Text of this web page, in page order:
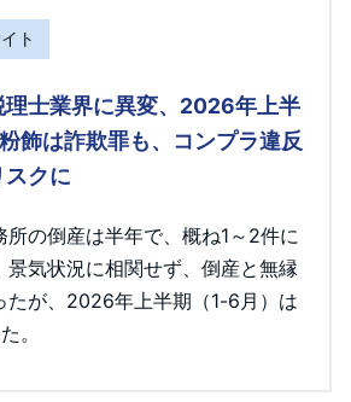
ト
理士業界に異変、2026年上半
飾は詐欺罪も、コンプラ違反
スクに
の倒産は半年で、概ね1～2件に
景気状況に相関せず、倒産と無縁
たが、2026年上半期（1-6月）は
。